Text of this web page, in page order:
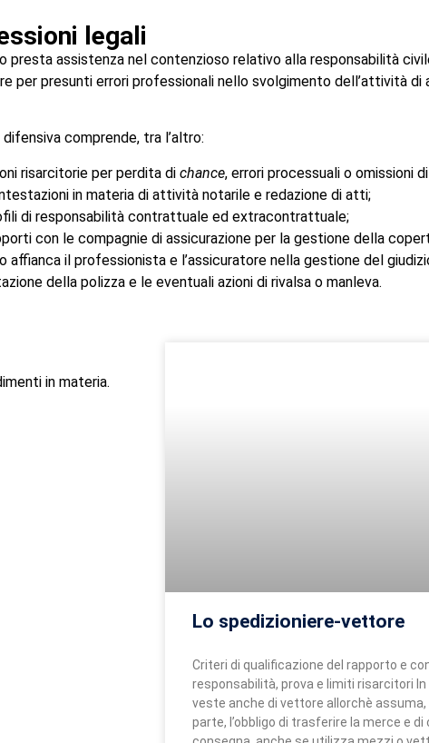
legali
presta assistenza nel contenzioso relativo alla responsabilità
per presunti errori professionali nello svolgimento dell’attività di
difensiva comprende, tra l’altro:
risarcitorie per perdita dichance, errori processuali o omissioni
in materia di attività notarile e redazione di atti;
di responsabilità contrattuale ed extracontrattuale;
con le compagnie di assicurazione per la gestione della
affianca il professionista e l’assicuratore nella gestione del
della polizza e le eventuali azioni di rivalsa o manleva.
in materia.
Lo spedizioniere-vettore
Criteri di qualificazione del rapporto e
responsabilità, prova e limiti risarcitori
veste anche di vettore allorchè
parte, l’obbligo di trasferire la merce e